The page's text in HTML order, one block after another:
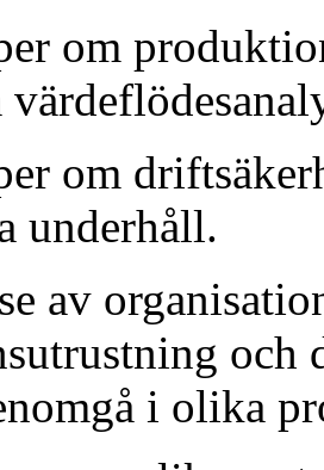
om
om
underhåll.
av
och
i olika